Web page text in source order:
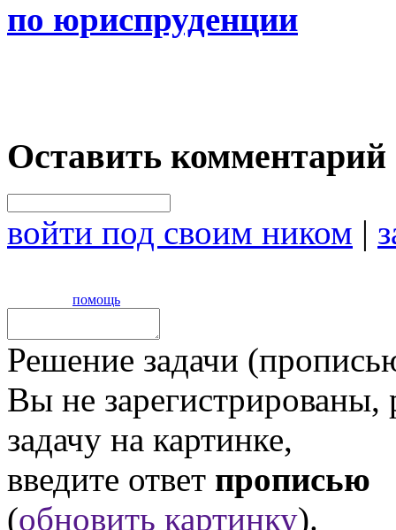
по юриспруденции
Оставить комментарий
войти под своим ником |
помощь
Решение задачи
Вы не
задачу на картинке,
введите ответ прописью
(обновить картинку).